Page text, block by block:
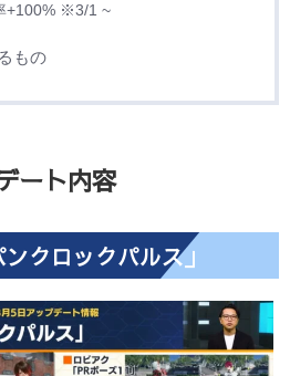
+100% ※3/1 ~
もの
ート内容
クロックパルス」